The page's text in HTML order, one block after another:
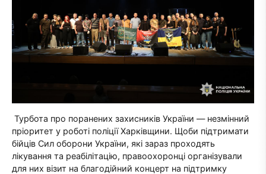
Турбота про поранених захисників України — незмінний
пріоритет у роботі поліції Харківщини. Щоби підтримати
бійців Сил оборони України, які зараз проходять
лікування та реабілітацію, правоохоронці організували
для них візит на благодійний концерт на підтримку